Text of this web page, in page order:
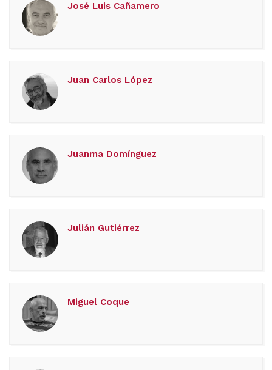
José Luis Cañamero
Juan Carlos López
Juanma Domínguez
Julián Gutiérrez
Miguel Coque